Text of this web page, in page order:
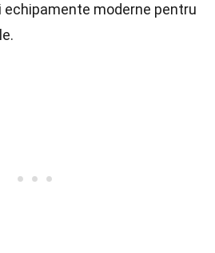
moderne pentru